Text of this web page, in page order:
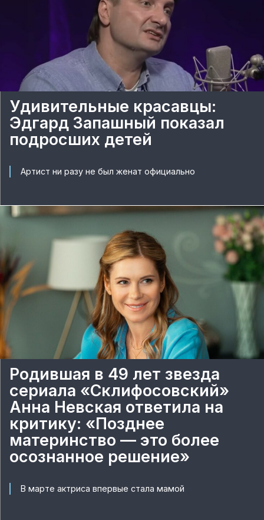
Удивительные красавцы:
Эдгард Запашный показал
подросших детей
Артист ни разу не был женат официально
Родившая в 49 лет звезда
сериала «Склифосовский»
Анна Невская ответила на
критику: «Позднее
материнство — это более
осознанное решение»
В марте актриса впервые стала мамой